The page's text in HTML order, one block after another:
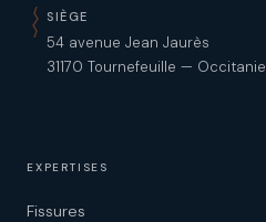
SIÈGE
54 avenue Jean Jaurès
31170 Tournefeuille — Occitanie
EXPERTISES
Fissures